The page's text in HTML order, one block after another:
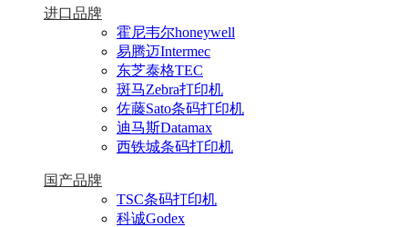
进口品牌
霍尼韦尔honeywell
易腾迈Intermec
东芝泰格TEC
斑马Zebra打印机
佐藤Sato条码打印机
迪马斯Datamax
西铁城条码打印机
国产品牌
TSC条码打印机
科诚Godex